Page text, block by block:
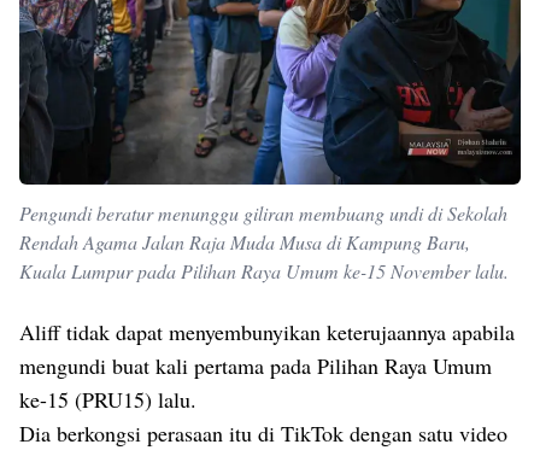
Pengundi beratur menunggu giliran membuang undi di Sekolah
Rendah Agama Jalan Raja Muda Musa di Kampung Baru,
Kuala Lumpur pada Pilihan Raya Umum ke-15 November lalu.
Aliff tidak dapat menyembunyikan keterujaannya apabila
mengundi buat kali pertama pada Pilihan Raya Umum
ke-15 (PRU15) lalu.
Dia berkongsi perasaan itu di TikTok dengan satu video